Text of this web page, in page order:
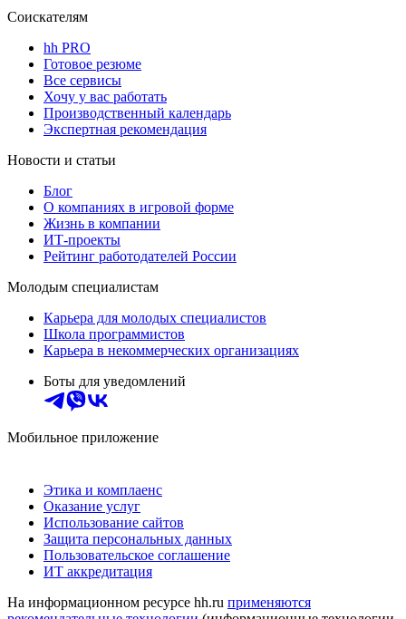
Соискателям
hh PRO
Готовое резюме
Все сервисы
Хочу у вас работать
Производственный календарь
Экспертная рекомендация
Новости и статьи
Блог
О компаниях в игровой форме
Жизнь в компании
ИТ-проекты
Рейтинг работодателей России
Молодым специалистам
Карьера для молодых специалистов
Школа программистов
Карьера в некоммерческих организациях
Боты для уведомлений
Мобильное приложение
Этика и комплаенс
Оказание услуг
Использование сайтов
Защита персональных данных
Пользовательское соглашение
ИТ аккредитация
На информационном ресурсе hh.ru применяются